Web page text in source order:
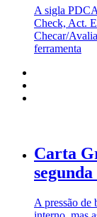
A sigla
Check, Act.
Checar/
ferramenta
Carta
A pressão de